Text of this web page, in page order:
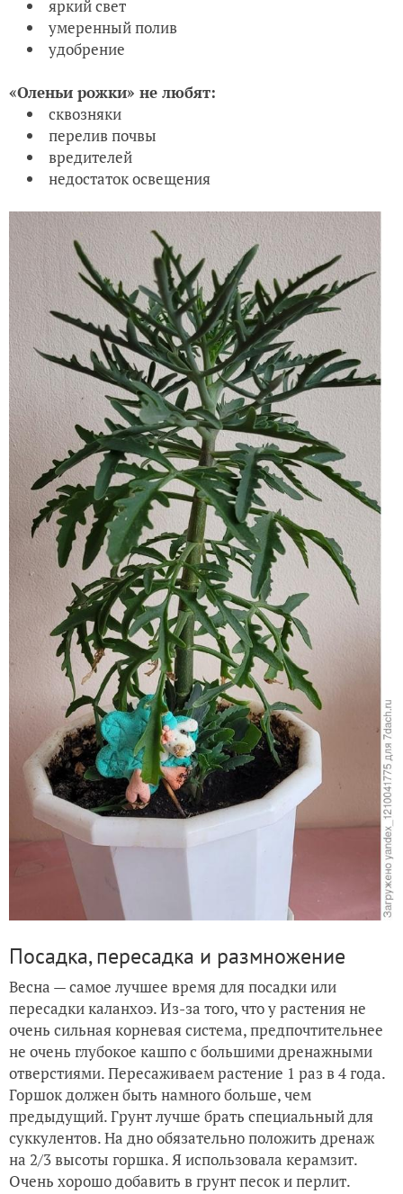
яркий свет
умеренный полив
удобрение
«Оленьи рожки» не любят:
сквозняки
перелив почвы
вредителей
недостаток освещения
Посадка, пересадка и размножение
Весна — самое лучшее время для посадки или
пересадки каланхоэ. Из-за того, что у растения не
очень сильная корневая система, предпочтительнее
не очень глубокое кашпо с большими дренажными
отверстиями. Пересаживаем растение 1 раз в 4 года.
Горшок должен быть намного больше, чем
предыдущий. Грунт лучше брать специальный для
суккулентов. На дно обязательно положить дренаж
на 2/3 высоты горшка. Я использовала керамзит.
Очень хорошо добавить в грунт песок и перлит.